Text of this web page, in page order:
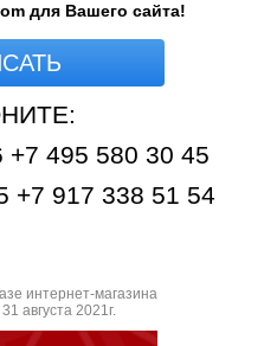
для Вашего сайта!
+7 495 580 30 45
+7 917 338 51 54
интернет-магазина
августа 2021г.